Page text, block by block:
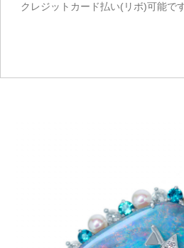
クレジットカード払い(リボ)可能です